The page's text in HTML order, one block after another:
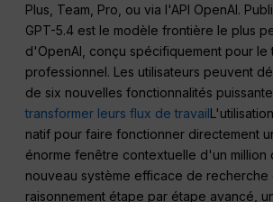
Plus, Team, Pro, ou via l'API OpenAI.
GPT-5.4 est le modèle frontière le plus
d'OpenAI, conçu spécifiquement pour le
professionnel. Les utilisateurs peuvent
de six nouvelles fonctionnalités
transformer leurs flux de travail
natif pour faire fonctionner directement
énorme fenêtre contextuelle d'un million
nouveau système efficace de recherche
raisonnement étape par étape avancé,